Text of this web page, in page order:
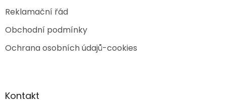
Reklamační řád
Obchodní podmínky
Ochrana osobních údajů-cookies
Kontakt